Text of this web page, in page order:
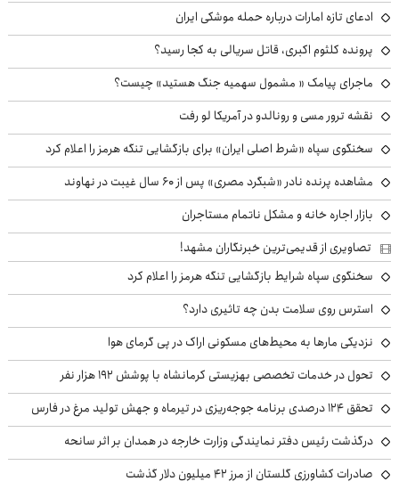
ادعای تازه امارات درباره حمله موشکی ایران
پرونده کلثوم اکبری، قاتل سریالی به کجا رسید؟
ماجرای پیامک « مشمول سهمیه جنگ هستید» چیست؟
نقشه ترور مسی و رونالدو در آمریکا لو رفت
سخنگوی سپاه «شرط اصلی ایران» برای بازگشایی تنگه هرمز را اعلام کرد
مشاهده پرنده نادر «شبگرد مصری» پس از ۶۰ سال غیبت در نهاوند
بازار اجاره خانه و مشکل ناتمام مستاجران
تصاویری از قدیمی‌ترین خبرنگاران مشهد!
سخنگوی سپاه شرایط بازگشایی تنگه هرمز را اعلام کرد
استرس روی سلامت بدن چه تاثیری دارد؟
نزدیکی مارها به محیط‌های مسکونی اراک در پی گرمای هوا
تحول در خدمات تخصصی بهزیستی کرمانشاه با پوشش ۱۹۲ هزار نفر
تحقق ۱۲۴ درصدی برنامه جوجه‌ریزی در تیرماه و جهش تولید مرغ در فارس
درگذشت رئیس دفتر نمایندگی وزارت خارجه در همدان بر اثر سانحه
صادرات کشاورزی گلستان از مرز ۴۲ میلیون دلار گذشت